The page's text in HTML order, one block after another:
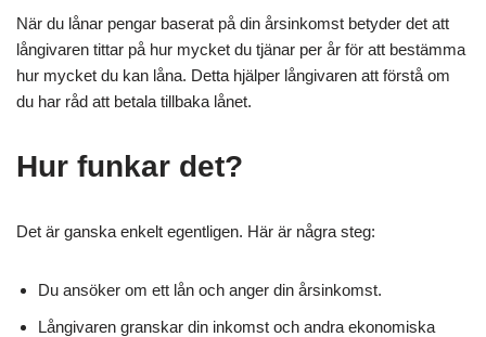
När du lånar pengar baserat på din årsinkomst betyder det att
långivaren tittar på hur mycket du tjänar per år för att bestämma
hur mycket du kan låna. Detta hjälper långivaren att förstå om
du har råd att betala tillbaka lånet.
Hur funkar det?
Det är ganska enkelt egentligen. Här är några steg:
Du ansöker om ett lån och anger din årsinkomst.
Långivaren granskar din inkomst och andra ekonomiska